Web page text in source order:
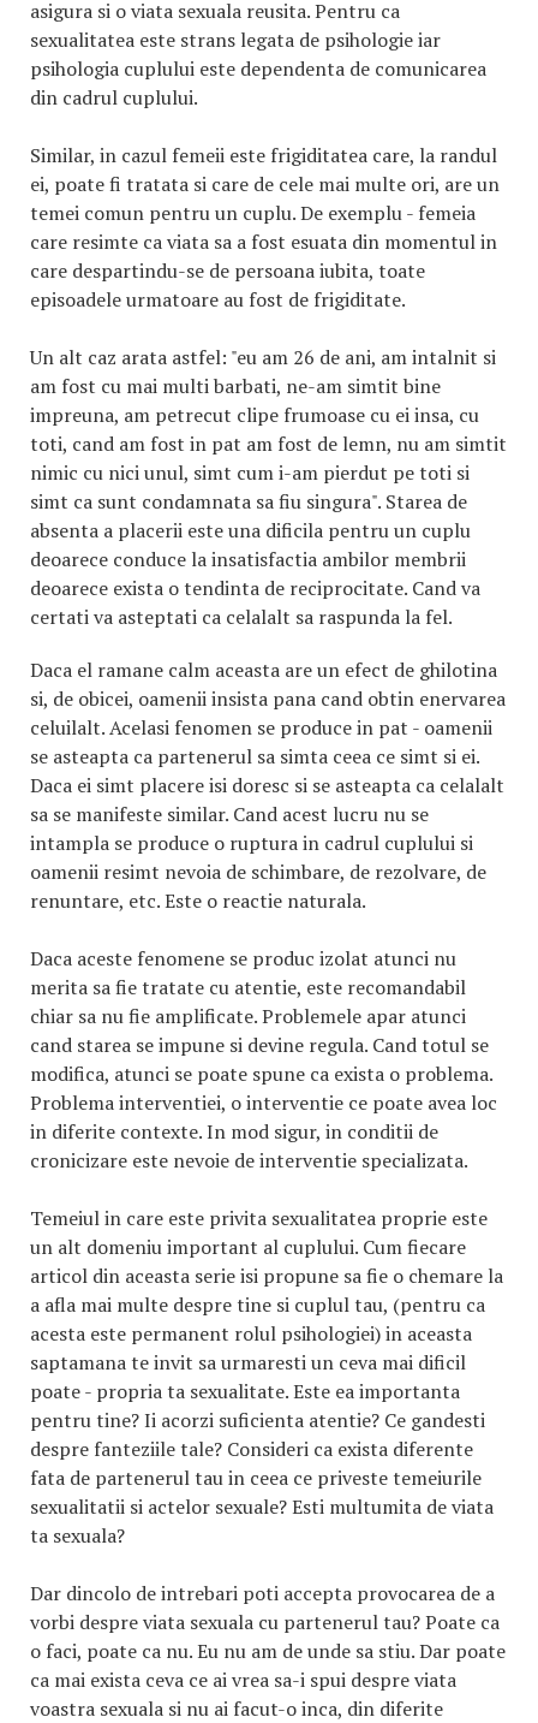
asigura si o viata sexuala reusita. Pentru ca
sexualitatea este strans legata de psihologie iar
psihologia cuplului este dependenta de comunicarea
din cadrul cuplului.
Similar, in cazul femeii este frigiditatea care, la randul
ei, poate fi tratata si care de cele mai multe ori, are un
temei comun pentru un cuplu. De exemplu - femeia
care resimte ca viata sa a fost esuata din momentul in
care despartindu-se de persoana iubita, toate
episoadele urmatoare au fost de frigiditate.
Un alt caz arata astfel: "eu am 26 de ani, am intalnit si
am fost cu mai multi barbati, ne-am simtit bine
impreuna, am petrecut clipe frumoase cu ei insa, cu
toti, cand am fost in pat am fost de lemn, nu am simtit
nimic cu nici unul, simt cum i-am pierdut pe toti si
simt ca sunt condamnata sa fiu singura". Starea de
absenta a placerii este una dificila pentru un cuplu
deoarece conduce la insatisfactia ambilor membrii
deoarece exista o tendinta de reciprocitate. Cand va
certati va asteptati ca celalalt sa raspunda la fel.
Daca el ramane calm aceasta are un efect de ghilotina
si, de obicei, oamenii insista pana cand obtin enervarea
celuilalt. Acelasi fenomen se produce in pat - oamenii
se asteapta ca partenerul sa simta ceea ce simt si ei.
Daca ei simt placere isi doresc si se asteapta ca celalalt
sa se manifeste similar. Cand acest lucru nu se
intampla se produce o ruptura in cadrul cuplului si
oamenii resimt nevoia de schimbare, de rezolvare, de
renuntare, etc. Este o reactie naturala.
Daca aceste fenomene se produc izolat atunci nu
merita sa fie tratate cu atentie, este recomandabil
chiar sa nu fie amplificate. Problemele apar atunci
cand starea se impune si devine regula. Cand totul se
modifica, atunci se poate spune ca exista o problema.
Problema interventiei, o interventie ce poate avea loc
in diferite contexte. In mod sigur, in conditii de
cronicizare este nevoie de interventie specializata.
Temeiul in care este privita sexualitatea proprie este
un alt domeniu important al cuplului. Cum fiecare
articol din aceasta serie isi propune sa fie o chemare la
a afla mai multe despre tine si cuplul tau, (pentru ca
acesta este permanent rolul psihologiei) in aceasta
saptamana te invit sa urmaresti un ceva mai dificil
poate - propria ta sexualitate. Este ea importanta
pentru tine? Ii acorzi suficienta atentie? Ce gandesti
despre fanteziile tale? Consideri ca exista diferente
fata de partenerul tau in ceea ce priveste temeiurile
sexualitatii si actelor sexuale? Esti multumita de viata
ta sexuala?
Dar dincolo de intrebari poti accepta provocarea de a
vorbi despre viata sexuala cu partenerul tau? Poate ca
o faci, poate ca nu. Eu nu am de unde sa stiu. Dar poate
ca mai exista ceva ce ai vrea sa-i spui despre viata
voastra sexuala si nu ai facut-o inca, din diferite